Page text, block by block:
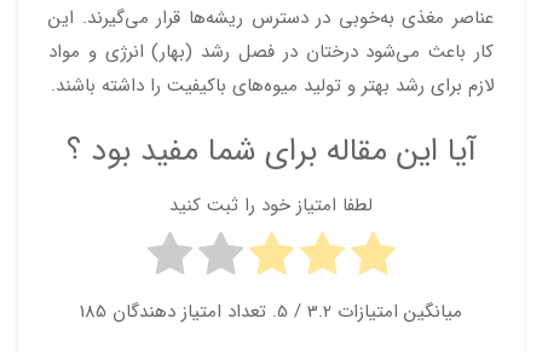
عناصر مغذی به‌خوبی در دسترس ریشه‌ها قرار می‌گیرند. این
کار باعث می‌شود درختان در فصل رشد (بهار) انرژی و مواد
لازم برای رشد بهتر و تولید میوه‌های باکیفیت را داشته باشند.
آیا این مقاله برای شما مفید بود ؟
لطفا امتیاز خود را ثبت کنید
میانگین امتیازات 3.2 / 5. تعداد امتیاز دهندگان 185